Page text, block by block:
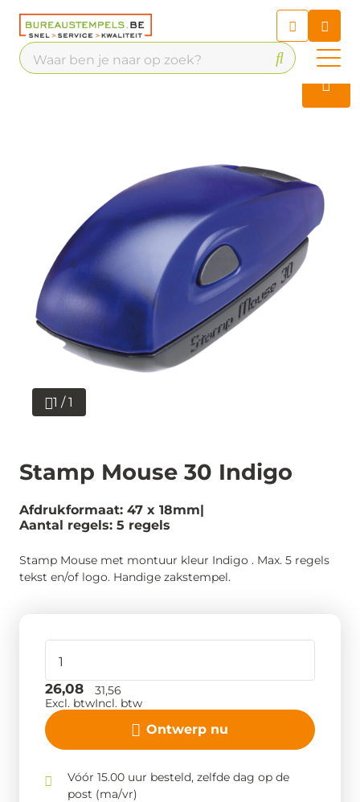
Chat 24/7 met onze chatbot
voor hulp
Contact
1 / 1
Stamp Mouse 30 Indigo
Afdrukformaat: 47 x 18mm
Aantal regels: 5 regels
Stamp Mouse met montuur kleur Indigo . Max. 5 regels
tekst en/of logo. Handige zakstempel.
Ontwerp nu
26,08
Excl. btw
31,56
Incl. btw
Vóór 15.00 uur besteld, zelfde dag op de
post (ma/vr)